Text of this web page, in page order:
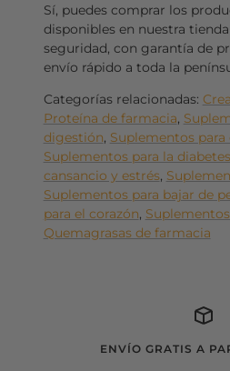
Sí, puedes comprar los
disponibles en nuestra
seguridad, con garantía de
envío rápido a toda la
Categorías relacionadas:
Proteína de farmacia,
digestión, Suplementos
Suplementos para la diabetes
cansancio y estrés,
Suplementos para bajar de
para el corazón,
Quemagrasas de farmacia
ENVÍO GRATIS A